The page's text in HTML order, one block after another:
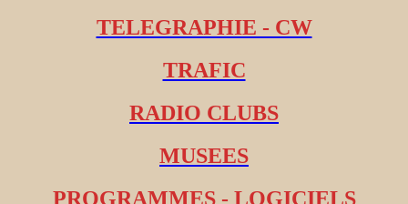
TELEGRAPHIE - CW
TRAFIC
RADIO CLUBS
MUSEES
PROGRAMMES - LOGICIELS